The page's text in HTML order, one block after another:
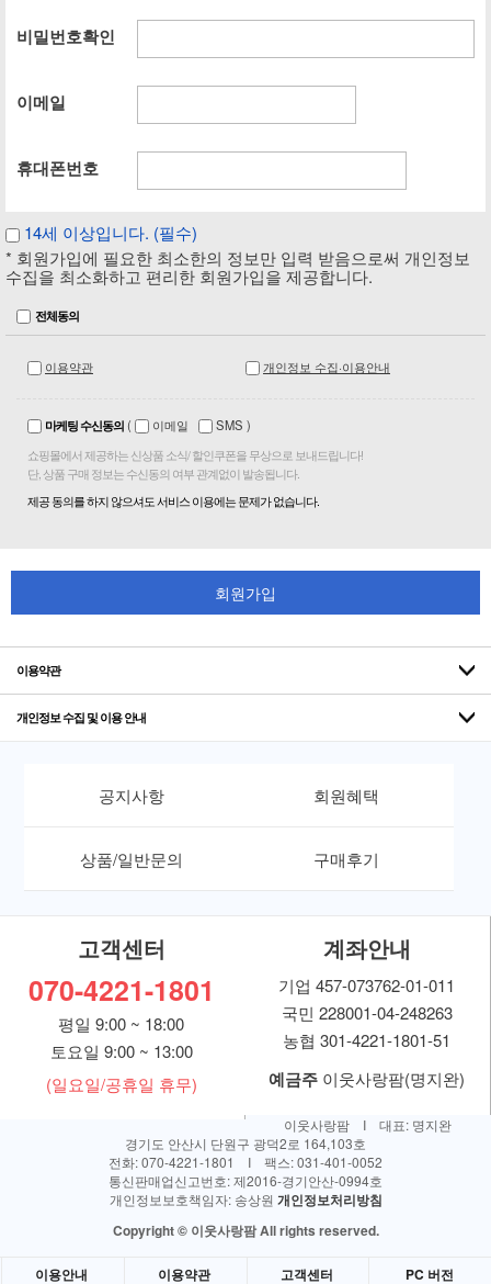
비밀번호확인
이메일
휴대폰번호
14세 이상입니다. (필수)
* 회원가입에 필요한 최소한의 정보만 입력 받음으로써 개인정보
수집을 최소화하고 편리한 회원가입을 제공합니다.
전체동의
이용약관 개인정보 수집·이용안내
마케팅 수신동의( 이메일 SMS )
쇼핑몰에서 제공하는 신상품 소식/ 할인쿠폰을 무상으로 보내드립니다!
단, 상품 구매 정보는 수신동의 여부 관계없이 발송됩니다.
제공 동의를 하지 않으셔도 서비스 이용에는 문제가 없습니다.
회원가입
이용약관
개인정보 수집 및 이용 안내
공지사항 회원혜택
상품/일반문의 구매후기
고객센터
070-4221-1801
평일 9:00 ~ 18:00
토요일 9:00 ~ 13:00
(일요일/공휴일 휴무)
계좌안내
기업 457-073762-01-011
국민 228001-04-248263
농협 301-4221-1801-51
예금주 이웃사랑팜(명지완)
이웃사랑팜 I 대표: 명지완
경기도 안산시 단원구 광덕2로 164,103호
전화: 070-4221-1801 I 팩스: 031-401-0052
통신판매업신고번호: 제2016-경기안산-0994호
개인정보보호책임자: 송상원 개인정보처리방침
Copyright © 이웃사랑팜 All rights reserved.
이용안내 이용약관 고객센터 PC 버전